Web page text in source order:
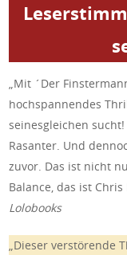
„Mit ´Der
hochspannendes
seinesgleichen
Rasanter. Und
zuvor. Das ist nicht
Balance, das ist
Lolobooks
„Dieser verstörende